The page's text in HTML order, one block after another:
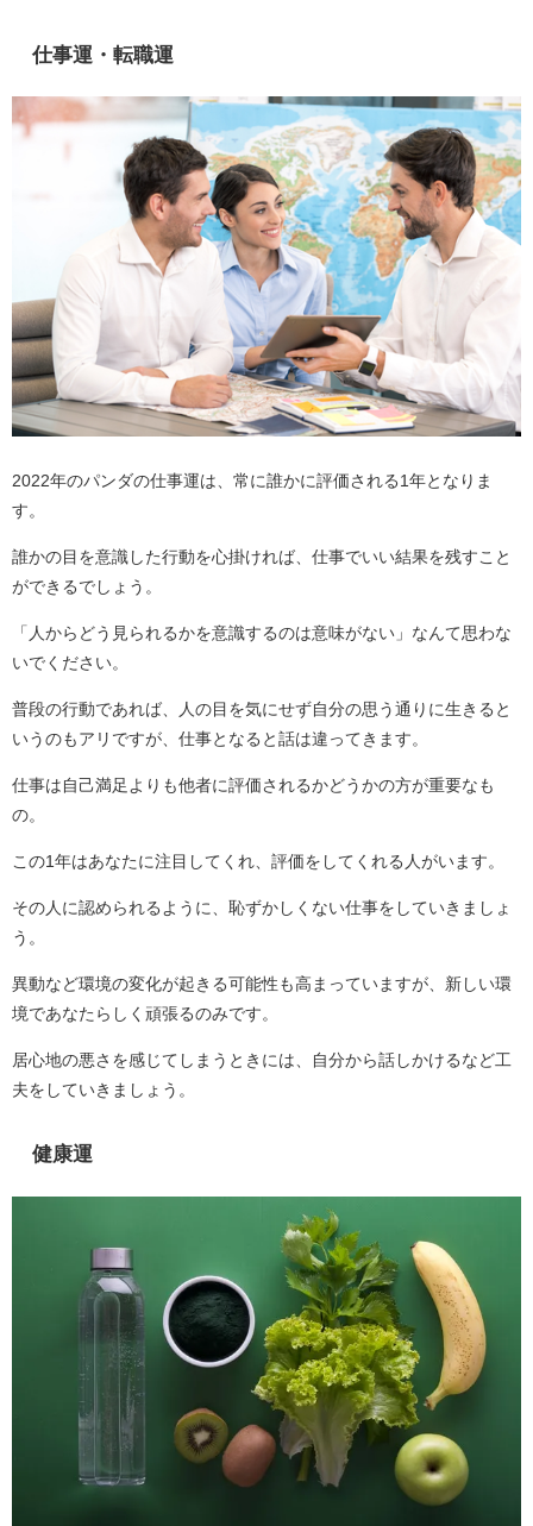
仕事運・転職運
2022年のパンダの仕事運は、常に誰かに評価される1年となりま
す。
誰かの目を意識した行動を心掛ければ、仕事でいい結果を残すこと
ができるでしょう。
「人からどう見られるかを意識するのは意味がない」なんて思わな
いでください。
普段の行動であれば、人の目を気にせず自分の思う通りに生きると
いうのもアリですが、仕事となると話は違ってきます。
仕事は自己満足よりも他者に評価されるかどうかの方が重要なも
の。
この1年はあなたに注目してくれ、評価をしてくれる人がいます。
その人に認められるように、恥ずかしくない仕事をしていきましょ
う。
異動など環境の変化が起きる可能性も高まっていますが、新しい環
境であなたらしく頑張るのみです。
居心地の悪さを感じてしまうときには、自分から話しかけるなど工
夫をしていきましょう。
健康運